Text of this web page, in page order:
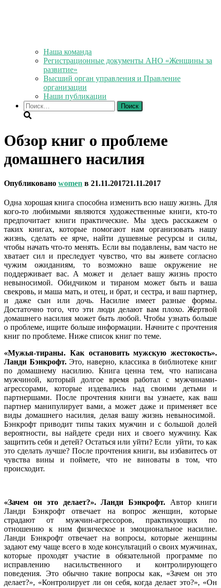
Наша команда
Регистрационные документы АНО «Женщины за
развитие»
Высший орган управления и Правление
организации
Наши публикации
Найти:
Обзор книг о проблеме
домашнего насилия
Опубликовано women в 21.11.201721.11.2017
Одна хорошая книга способна изменить всю нашу жизнь. Для
кого-то любимыми являются художественные книги, кто-то
предпочитает книги практические. Мы здесь расскажем о
таких книгах, которые помогают нам организовать нашу
жизнь, сделать ее ярче, найти душевные ресурсы и силы,
чтобы начать что-то менять. Если вы подавлены, вам часто не
хватает сил и преследует чувство, что вы живете согласно
чужим ожиданиям, то возможно ваше окружение не
поддерживает вас. А может и делает вашу жизнь просто
невыносимой. Обидчиком и тираном может быть и ваша
свекровь, и маша мать, и отец, и брат, и сестра, и ваш партнер,
и даже сын или дочь. Насилие имеет разные формы.
Достаточно того, что эти люди делают вам плохо. Жертвой
домашнего насилия может быть любой. Чтобы узнать больше
о проблеме, ищите больше информации. Начните с прочтения
книг по проблеме. Ниже список книг по теме.
«Мужья-тираны. Как остановить мужскую жестокость».
Ланди Бэнкрофт.Это, наверно, классика в библиотеке книг
по домашнему насилию. Книга ценна тем, что написана
мужчиной, который долгое время работал с мужчинами-
агрессорами, которые издевались над своими детьми и
партнершами. После прочтения книги вы узнаете, как ваш
партнер манипулирует вами, а может даже и применяет все
виды домашнего насилия, делая вашу жизнь невыносимой.
Бэнкрофт приводит типы таких мужчин и с большой долей
вероятности, вы найдете среди них и своего мужчину. Как
защитить себя и детей? Остаться или уйти? Если уйти, то как
это сделать лучше? После прочтения книги, вы избавитесь от
чувства вины и поймете, что не виноваты в том, что
происходит.
«Зачем он это делает?». Ланди Бэнкрофт. Автор книги
Ланди Бэнкрофт отвечает на вопрос женщин, которые
страдают от мужчин-агрессоров, практикующих по
отношению к ним физическое и эмоциональное насилие.
Ланди Бэнкрофт отвечает на вопросы, которые женщины
задают ему чаще всего в ходе консультаций о своих мужчинах,
которые проходят участие в обязательной программе по
исправлению насильственного и контролирующего
поведения. Это обычно такие вопросы как, «Зачем он это
делает?», «Контролирует ли он себя, когда делает это?», «Он